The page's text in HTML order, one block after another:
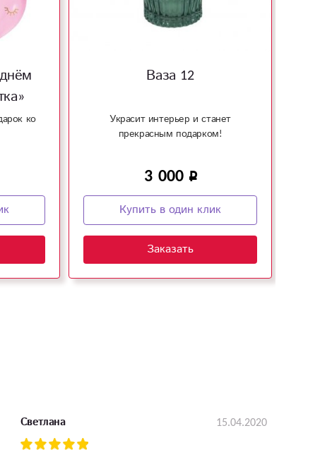
ко
Ваза 12
Украсит интерьер и станет
прекрасным подарком!
3 000
Купить в один клик
Заказать
Светлана 15.04.2020